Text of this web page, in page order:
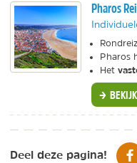
Pharos
Pharos
Het
BEKIJK
Deel deze pagina!